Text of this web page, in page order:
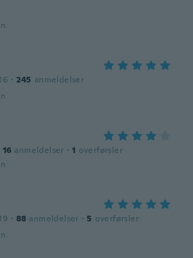
· 245 anmeldelser
16 anmeldelser · 1 overførsler
· 88 anmeldelser · 5 overførsler